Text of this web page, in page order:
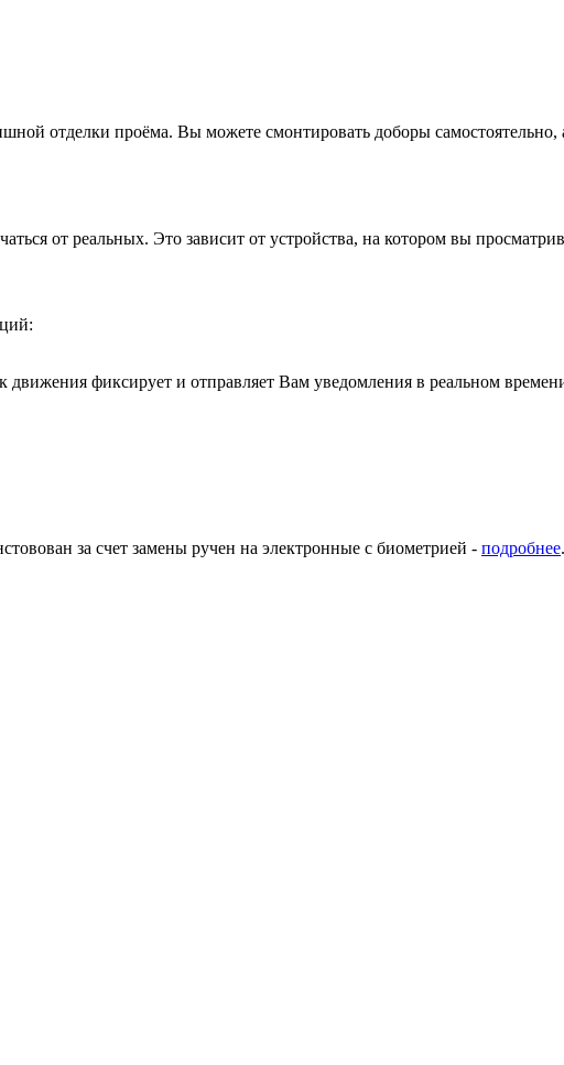
отделки проёма. Вы можете смонтировать доборы самостоятельно,
от реальных. Это зависит от устройства, на котором вы
движения фиксирует и отправляет Вам уведомления в реальном
за счет замены ручен на электронные с биометрией - подробнее